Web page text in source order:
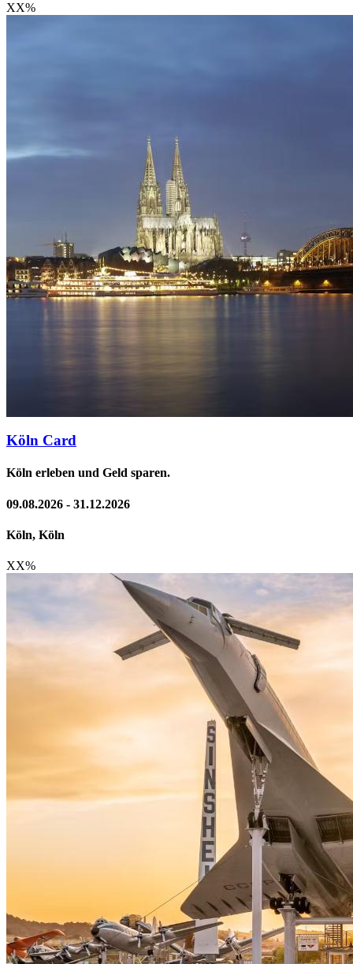
XX%
Köln Card
Köln erleben und Geld sparen.
09.08.2026 - 31.12.2026
Köln, Köln
XX%